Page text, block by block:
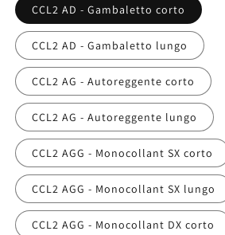
CCL2 AD - Gambaletto corto
CCL2 AD - Gambaletto lungo
CCL2 AG - Autoreggente corto
CCL2 AG - Autoreggente lungo
CCL2 AGG - Monocollant SX corto
CCL2 AGG - Monocollant SX lungo
CCL2 AGG - Monocollant DX corto